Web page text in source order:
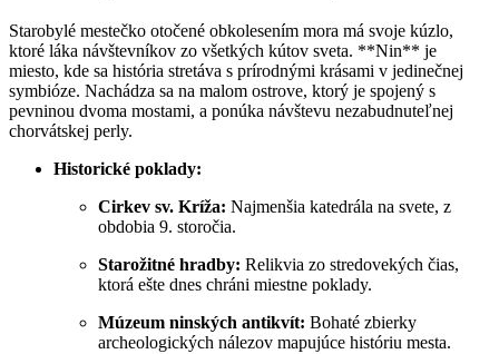
Starobylé mestečko otočené obkolesením mora má svoje kúzlo,
ktoré láka návštevníkov zo všetkých kútov sveta. **Nin** je
miesto, kde sa história stretáva s prírodnými krásami v jedinečnej
symbióze. Nachádza sa na malom ostrove, ktorý je spojený s
pevninou dvoma mostami, a ponúka návštevu nezabudnuteľnej
chorvátskej perly.
Historické poklady:
Cirkev sv. Kríža: Najmenšia katedrála na svete, z
obdobia 9. storočia.
Starožitné hradby: Relikvia zo stredovekých čias,
ktorá ešte dnes chráni miestne poklady.
Múzeum ninských antikvít: Bohaté zbierky
archeologických nálezov mapujúce históriu mesta.